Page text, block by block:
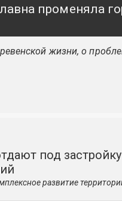
променяла
жизни, о
под застройку
развитие